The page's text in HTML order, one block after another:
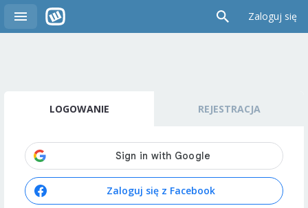
Zaloguj się
LOGOWANIE REJESTRACJA
Zaloguj się z Facebook